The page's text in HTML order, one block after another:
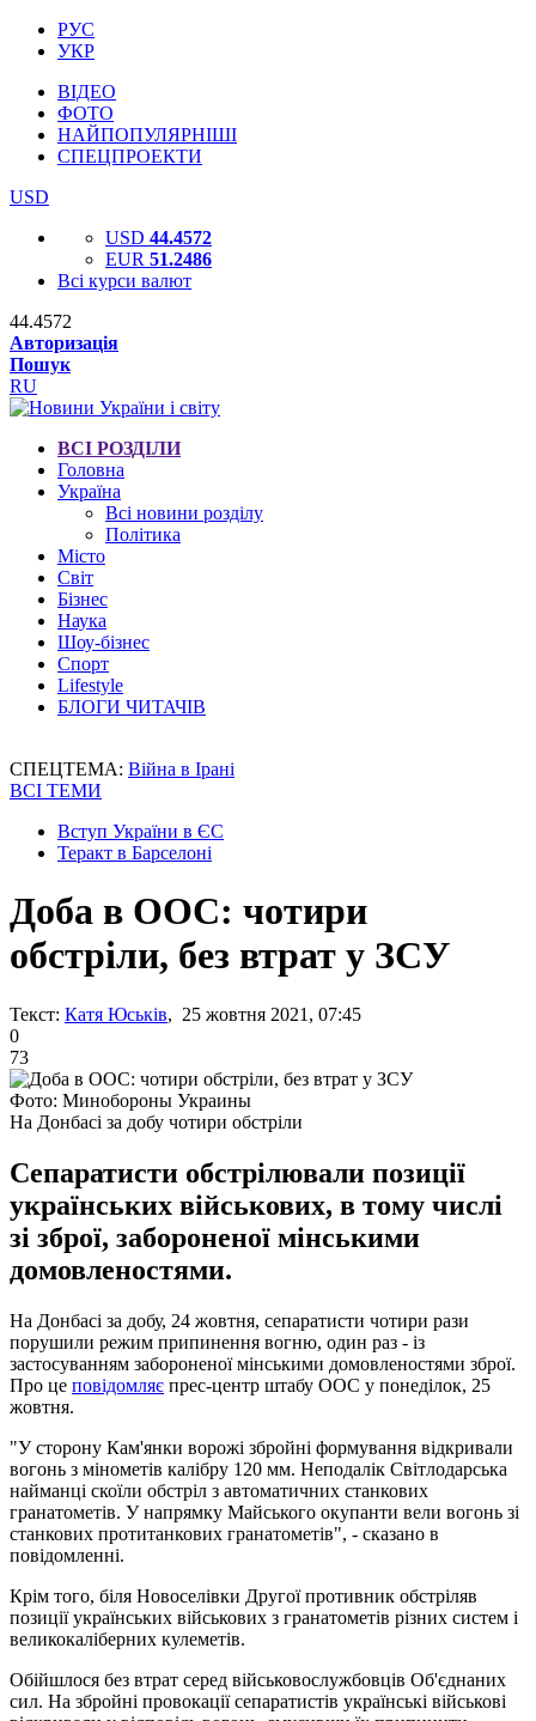
РУС
УКР
ВІДЕО
ФОТО
НАЙПОПУЛЯРНІШІ
СПЕЦПРОЕКТИ
USD
USD 44.4572
EUR 51.2486
Всі курси валют
44.4572
Авторизація
Пошук
RU
ВСІ РОЗДІЛИ
Головна
Україна
Всі новини розділу
Політика
Місто
Світ
Бізнес
Наука
Шоу-бізнес
Спорт
Lifestyle
БЛОГИ ЧИТАЧІВ
СПЕЦТЕМА: Війна в Ірані
ВСІ ТЕМИ
Вступ України в ЄС
Теракт в Барселоні
Доба в ООС: чотири
обстріли, без втрат у ЗСУ
Текст: Катя Юськів, 25 жовтня 2021, 07:45
0
73
Фото: Минобороны Украины
На Донбасі за добу чотири обстріли
Сепаратисти обстрілювали позиції
українських військових, в тому числі
зі зброї, забороненої мінськими
домовленостями.
На Донбасі за добу, 24 жовтня, сепаратисти чотири рази
порушили режим припинення вогню, один раз - із
застосуванням забороненої мінськими домовленостями зброї.
Про це повідомляє прес-центр штабу ООС у понеділок, 25
жовтня.
"У сторону Кам'янки ворожі збройні формування відкривали
вогонь з мінометів калібру 120 мм. Неподалік Світлодарська
найманці скоїли обстріл з автоматичних станкових
гранатометів. У напрямку Майського окупанти вели вогонь зі
станкових протитанкових гранатометів", - сказано в
повідомленні.
Крім того, біля Новоселівки Другої противник обстріляв
позиції українських військових з гранатометів різних систем і
великокаліберних кулеметів.
Обійшлося без втрат серед військовослужбовців Об'єднаних
сил. На збройні провокації сепаратистів українські військові